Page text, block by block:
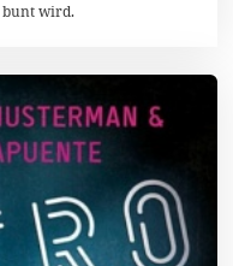
bunt wird.